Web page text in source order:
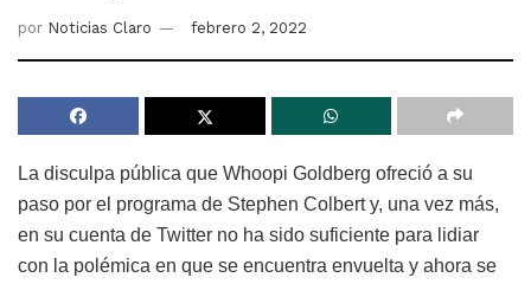
por Noticias Claro febrero 2, 2022
La disculpa pública que Whoopi Goldberg ofreció a su
paso por el programa de Stephen Colbert y, una vez más,
en su cuenta de Twitter no ha sido suficiente para lidiar
con la polémica en que se encuentra envuelta y ahora se